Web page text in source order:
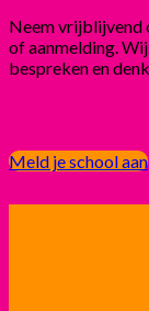
Neem vrijblijvend
of aanmelding.
bespreken en
Meld je school aan